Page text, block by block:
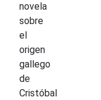
novela
sobre
el
origen
gallego
de
Cristóbal